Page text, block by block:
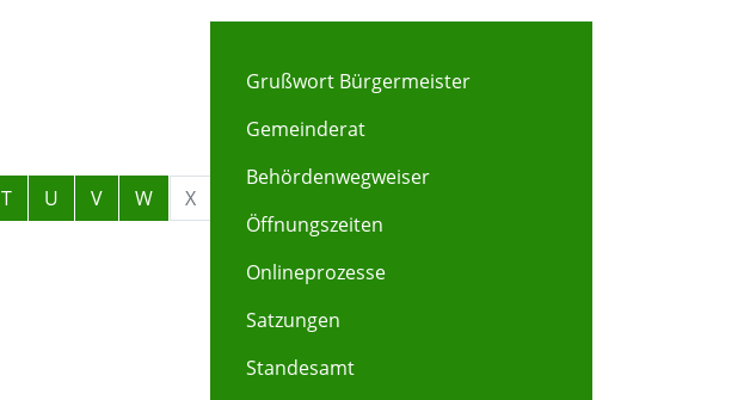
T U V W X
Grußwort Bürgermeister
Gemeinderat
Behördenwegweiser
Öffnungszeiten
Onlineprozesse
Satzungen
Standesamt